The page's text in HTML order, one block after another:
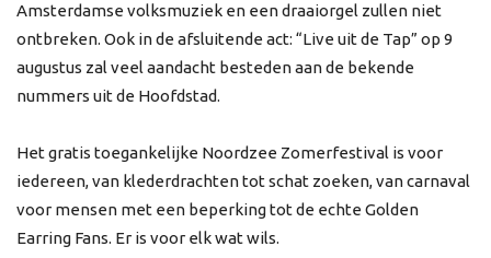
Amsterdamse volksmuziek en een draaiorgel zullen niet
ontbreken. Ook in de afsluitende act: “Live uit de Tap” op 9
augustus zal veel aandacht besteden aan de bekende
nummers uit de Hoofdstad.
Het gratis toegankelijke Noordzee Zomerfestival is voor
iedereen, van klederdrachten tot schat zoeken, van carnaval
voor mensen met een beperking tot de echte Golden
Earring Fans. Er is voor elk wat wils.